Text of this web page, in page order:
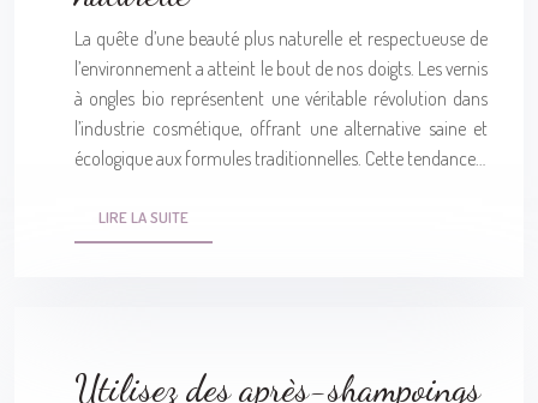
La quête d’une beauté plus naturelle et respectueuse de
l’environnement a atteint le bout de nos doigts. Les vernis
à ongles bio représentent une véritable révolution dans
l’industrie cosmétique, offrant une alternative saine et
écologique aux formules traditionnelles. Cette tendance…
LIRE LA SUITE
Utilisez des après-shampoings